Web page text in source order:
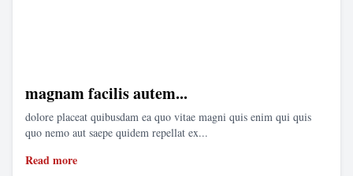
magnam facilis autem...
dolore placeat quibusdam ea quo vitae magni quis enim qui quis
quo nemo aut saepe quidem repellat ex...
Read more